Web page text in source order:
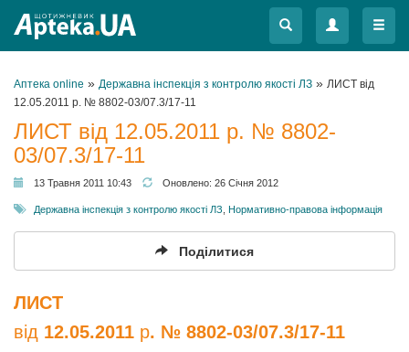
Меню
Меню
Аптека online » Державна інспекція з контролю якості ЛЗ » ЛИСТ від
12.05.2011 р. № 8802-03/07.3/17-11
ЛИСТ від 12.05.2011 р. № 8802-
03/07.3/17-11
13 Травня 2011 10:43 Оновлено: 26 Січня 2012
Державна інспекція з контролю якості ЛЗ Нормативно-правова інформація
Поділитися
ЛИСТ
від 12.05.2011 р. № 8802-03/07.3/17-11